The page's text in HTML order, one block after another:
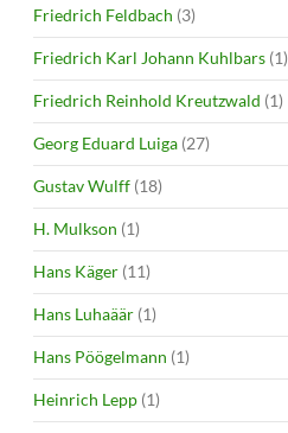
Friedrich Feldbach (3)
Friedrich Karl Johann Kuhlbars (1)
Friedrich Reinhold Kreutzwald (1)
Georg Eduard Luiga (27)
Gustav Wulff (18)
H. Mulkson (1)
Hans Käger (11)
Hans Luhaäär (1)
Hans Pöögelmann (1)
Heinrich Lepp (1)